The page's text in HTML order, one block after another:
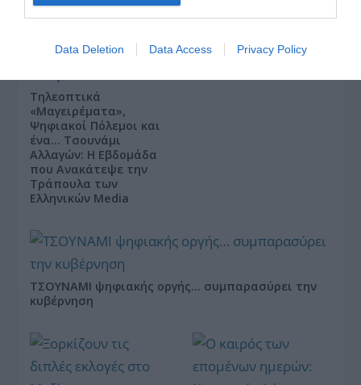
Data Deletion Data Access Privacy Policy
Τηλεοπτικά
«Μαγειρέματα»,
Ψηφιακοί Πόλεμοι και
ένα… Τσουνάμι
Αλλαγών: Η Εβδομάδα
που Ανακάτεψε την
Τράπουλα των
Ελληνικών Media
ΤΣΟΥΝΑΜΙ ψηφιακής οργής… συμπαρασύρει την
κυβέρνηση